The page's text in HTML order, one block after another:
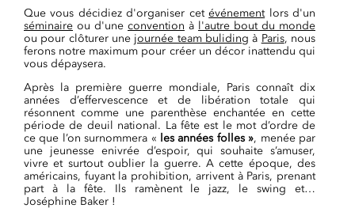
Que vous décidiez d'organiser cetévénementlors d'un
séminaire ou d'une convention à l'autre bout du monde
ou pour clôturer une journée team buliding à Paris, nous
ferons notre maximum pour créer un décor inattendu qui
vous dépaysera.
Après la première guerre mondiale, Paris connaît dix
années d’effervescence et de libération totale qui
résonnent comme une parenthèse enchantée en cette
période de deuil national. La fête est le mot d’ordre de
ce que l’on surnommera « les années folles », menée par
une jeunesse enivrée d’espoir, qui souhaite s’amuser,
vivre et surtout oublier la guerre. A cette époque, des
américains, fuyant la prohibition, arrivent à Paris, prenant
part à la fête. Ils ramènent le jazz, le swing et…
Joséphine Baker !